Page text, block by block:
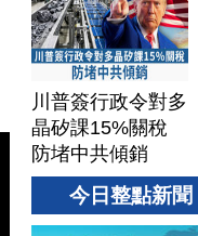
川普簽行政令對多
晶矽課15%關稅
防堵中共傾銷
今日整點新聞